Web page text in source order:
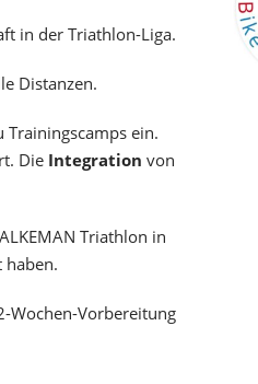
in der Triathlon-Liga.
Distanzen.
ein.
Die Integration von
Triathlon in
haben.
Wochen-Vorbereitung